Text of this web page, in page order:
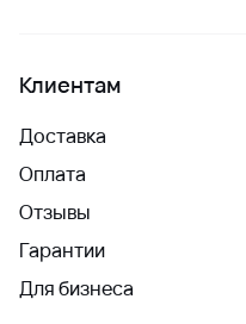
Клиентам
Доставка
Оплата
Отзывы
Гарантии
Для бизнеса